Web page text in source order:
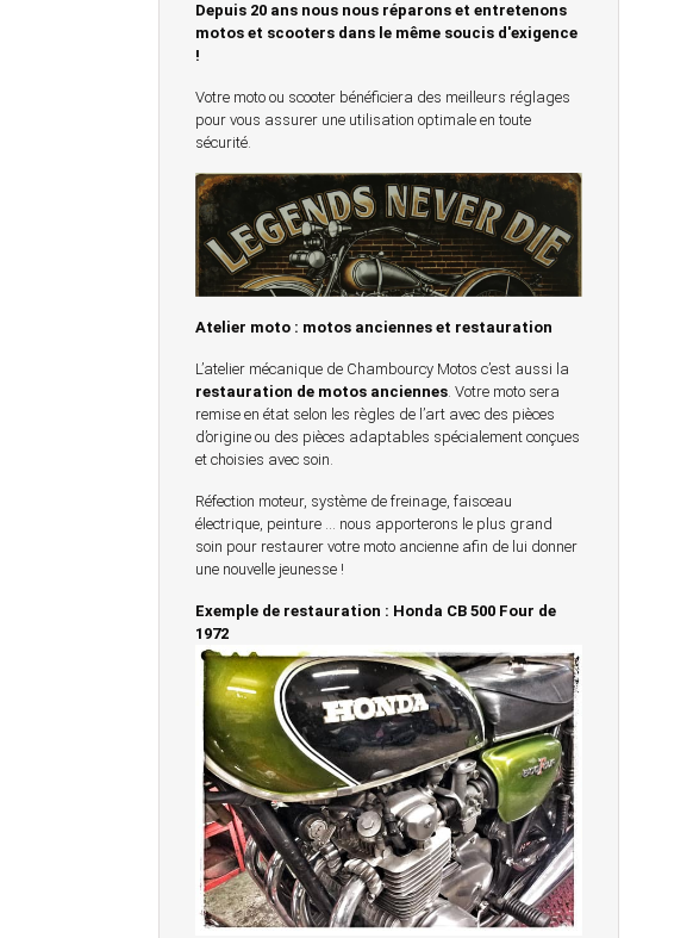
Depuis 20 ans nous nous réparons et entretenons
motos et scooters dans le même soucis d'exigence
!
Votre moto ou scooter bénéficiera des meilleurs réglages
pour vous assurer une utilisation optimale en toute
sécurité.
Atelier moto : motos anciennes et restauration
L’atelier mécanique de Chambourcy Motos c’est aussi la
restauration de motos anciennes. Votre moto sera
remise en état selon les règles de l’art avec des pièces
d’origine ou des pièces adaptables spécialement conçues
et choisies avec soin.
Réfection moteur, système de freinage, faisceau
électrique, peinture … nous apporterons le plus grand
soin pour restaurer votre moto ancienne afin de lui donner
une nouvelle jeunesse !
Exemple de restauration : Honda CB 500 Four de
1972